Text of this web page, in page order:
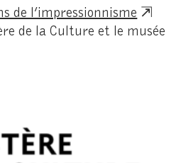
de l’impressionnisme
de la Culture et le musée